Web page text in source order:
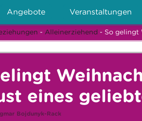
Angebote Veranstaltungen
- Alleinerziehend - So gelingt
eines
Bojdunyk-Rack